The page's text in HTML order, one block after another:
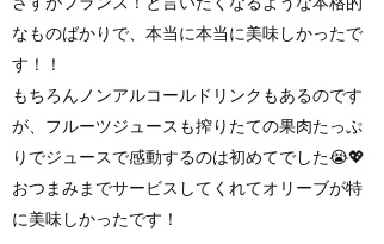
なものばかりで、本当に本当に美味しかったで
す！！
もちろんノンアルコールドリンクもあるのです
が、フルーツジュースも搾りたての果肉たっぷ
りでジュースで感動するのは初めてでした😭💖
おつまみまでサービスしてくれてオリーブが特
に美味しかったです！